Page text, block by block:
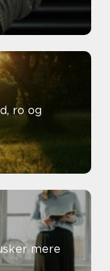
ro og